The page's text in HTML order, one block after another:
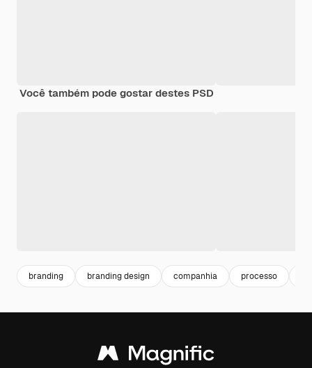
Você também pode gostar destes PSD
branding branding design companhia processo